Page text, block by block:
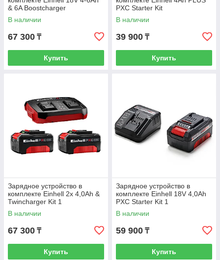
& 6A Boostcharger
В наличии
67 300 ₸
Купить
PXC Starter Kit
В наличии
39 900 ₸
Купить
Зарядное устройство в
комплекте Einhell 2x 4,0Ah &
Twincharger Kit 1
В наличии
67 300 ₸
Купить
Зарядное устройство в
комплекте Einhell 18V 4,0Ah
PXC Starter Kit 1
В наличии
59 900 ₸
Купить